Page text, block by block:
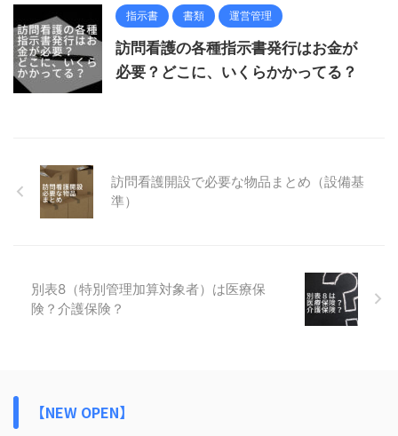
指示書 書類 運営管理
訪問看護の各種指示書発行はお金が
必要？どこに、いくらかかってる？
訪問看護開設で必要な物品まとめ（設備基
準）
別表8（特別管理加算対象者）は医療保
険？介護保険？
【NEW OPEN】